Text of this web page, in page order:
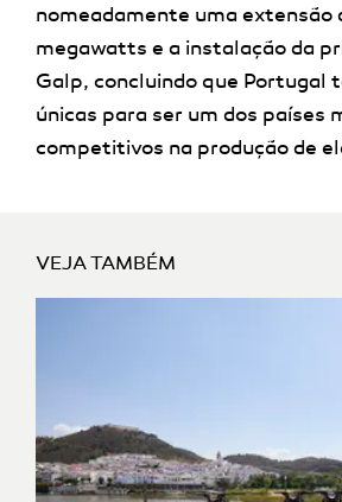
nomeadamente uma extensão
megawatts e a instalação da
Galp, concluindo que Portugal
únicas para ser um dos países
competitivos na produção de
VEJA TAMBÉM